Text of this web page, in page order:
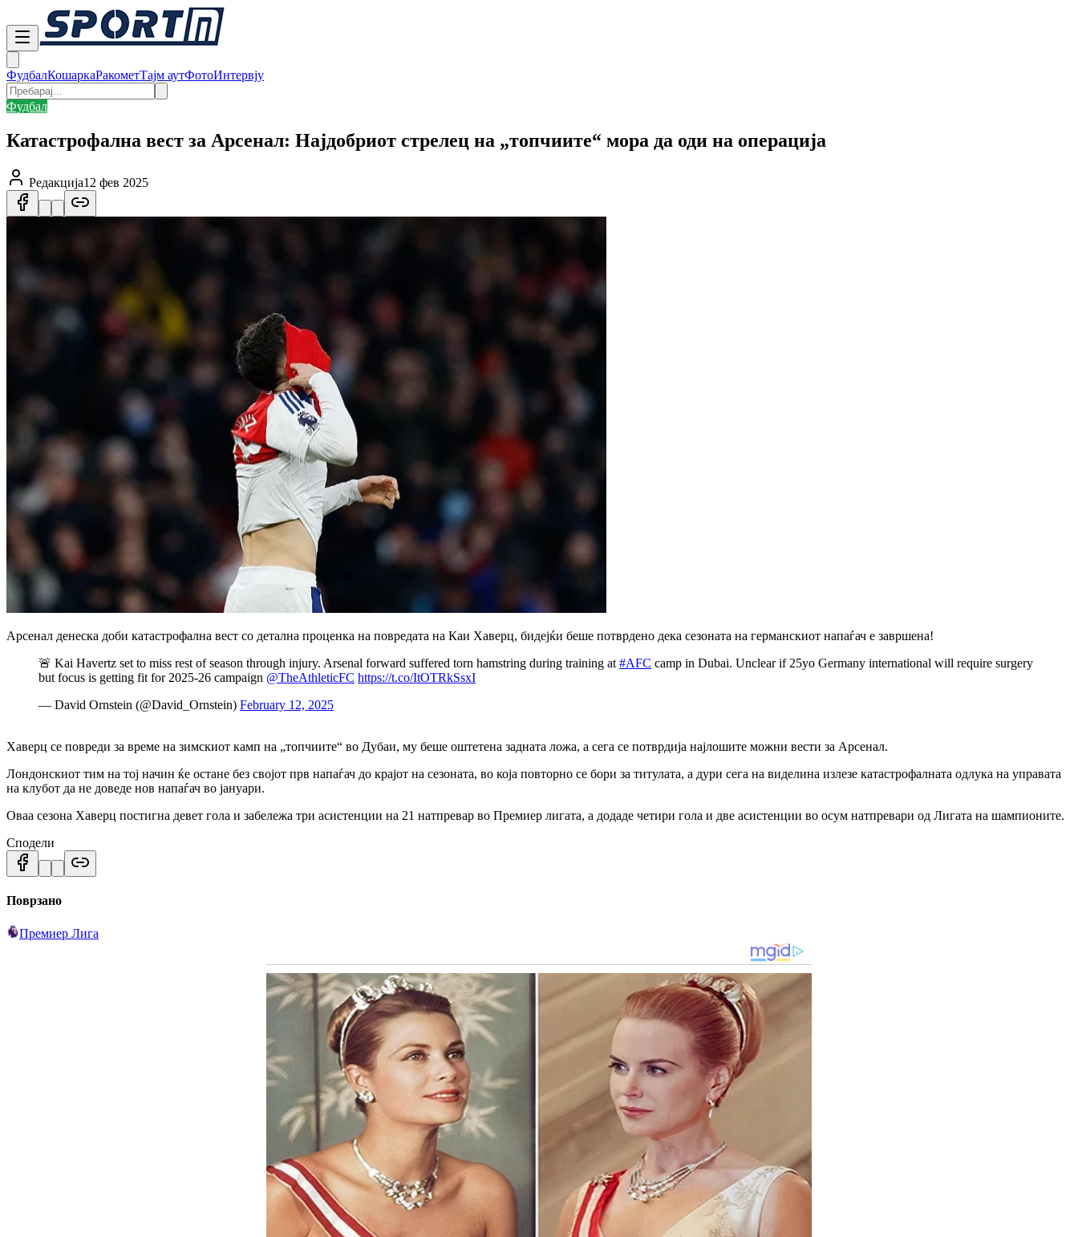
ФудбалКошаркаРакометТајм аутФотоИнтервју
Фудбал
Катастрофална вест за Арсенал: Најдобриот стрелец на „топчиите“ мора да оди на операција
Редакција12 фев 2025
Арсенал денеска доби катастрофална вест со детална проценка на повредата на Каи Хаверц, бидејќи беше потврдено дека сезоната на германскиот напаѓач е завршена!
🚨 Kai Havertz set to miss rest of season through injury. Arsenal forward suffered torn hamstring during training at #AFC camp in Dubai. Unclear if 25yo Germany international will require surgery
but focus is getting fit for 2025-26 campaign @TheAthleticFC https://t.co/ItOTRkSsxI
— David Ornstein (@David_Ornstein) February 12, 2025
Хаверц се повреди за време на зимскиот камп на „топчиите“ во Дубаи, му беше оштетена задната ложа, а сега се потврдија најлошите можни вести за Арсенал.
Лондонскиот тим на тој начин ќе остане без својот прв напаѓач до крајот на сезоната, во која повторно се бори за титулата, а дури сега на виделина излезе катастрофалната одлука на управата
на клубот да не доведе нов напаѓач во јануари.
Оваа сезона Хаверц постигна девет гола и забележа три асистенции на 21 натпревар во Премиер лигата, а додаде четири гола и две асистенции во осум натпревари од Лигата на шампионите.
Сподели
Поврзано
Премиер Лига